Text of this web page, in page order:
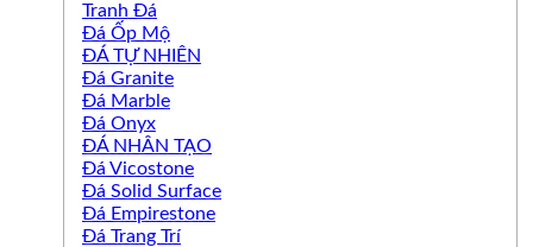
Tranh Đá
Đá Ốp Mộ
ĐÁ TỰ NHIÊN
Đá Granite
Đá Marble
Đá Onyx
ĐÁ NHÂN TẠO
Đá Vicostone
Đá Solid Surface
Đá Empirestone
Đá Trang Trí